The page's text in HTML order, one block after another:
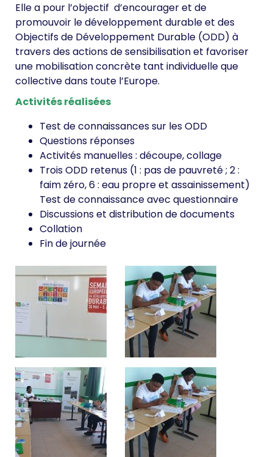
Elle a pour l’objectif d’encourager et de
promouvoir le développement durable et des
Objectifs de Développement Durable (ODD) à
travers des actions de sensibilisation et favoriser
une mobilisation concrète tant individuelle que
collective dans toute l’Europe.
Activités réalisées
Test de connaissances sur les ODD
Questions réponses
Activités manuelles : découpe, collage
Trois ODD retenus (1 : pas de pauvreté ; 2 :
faim zéro, 6 : eau propre et assainissement)
Test de connaissance avec questionnaire
Discussions et distribution de documents
Collation
Fin de journée